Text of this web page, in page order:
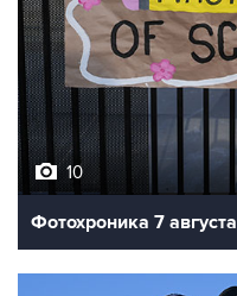
10
Фотохроника 7 августа